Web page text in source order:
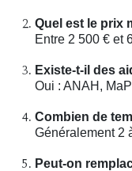
Quel est le prix
Entre 2 500 € et
Existe-t-il des
Oui : ANAH,
Combien de
Généralement 2
Peut-on